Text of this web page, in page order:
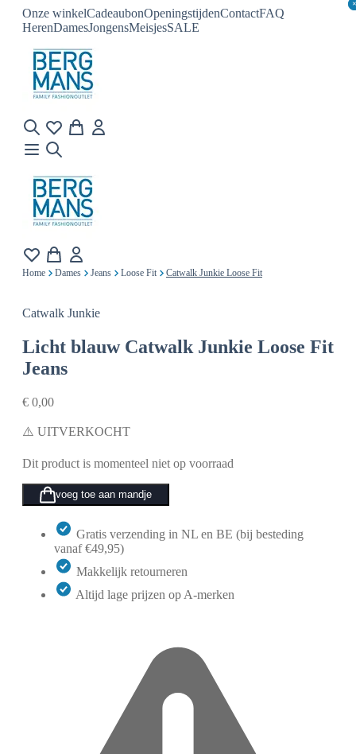
Onze winkelCadeaubonOpeningstijdenContactFAQ
HerenDamesJongensMeisjesSALE
×
×
Home Dames Jeans Loose Fit Catwalk Junkie Loose Fit
Catwalk Junkie
Licht blauw Catwalk Junkie Loose Fit
Jeans
€ 0,00
⚠️ UITVERKOCHT
Dit product is momenteel niet op voorraad
voeg toe aan mandje
Gratis verzending in NL en BE (bij besteding
vanaf €49,95)
Makkelijk retourneren
Altijd lage prijzen op A-merken